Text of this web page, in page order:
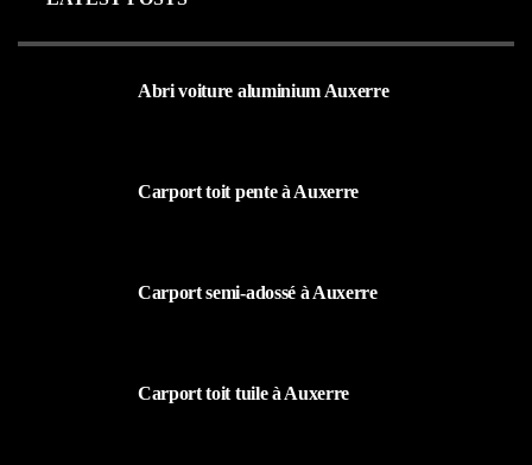
Abri voiture aluminium Auxerre
Carport toit pente à Auxerre
Carport semi-adossé à Auxerre
Carport toit tuile à Auxerre